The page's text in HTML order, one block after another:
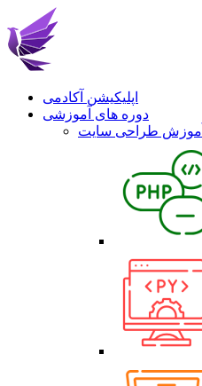
اپلیکیشن آکادمی
دوره های آموزشی
آموزش طراحی سایت